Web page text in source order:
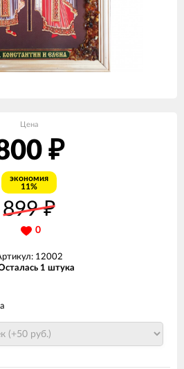
Цена
₽
экономия
11%
899₽
0
12002
1 штука